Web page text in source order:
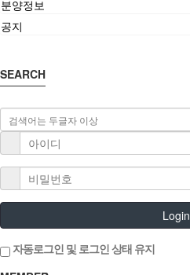
분양정보
공지
SEARCH
Login
자동로그인 및 로그인 상태 유지